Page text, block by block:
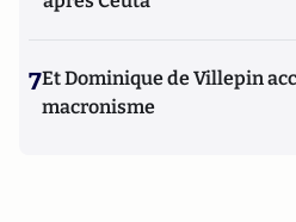
7Et Dominique de Villepin
macronisme